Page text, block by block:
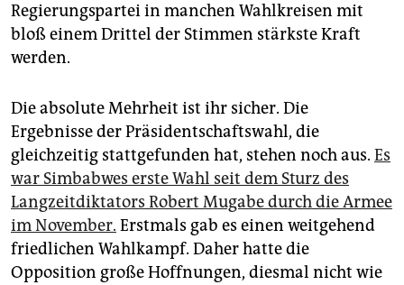
Regierungspartei in manchen Wahlkreisen mit
bloß einem Drittel der Stimmen stärkste Kraft
werden.
Die absolute Mehrheit ist ihr sicher. Die
Ergebnisse der Präsidentschaftswahl, die
gleichzeitig stattgefunden hat, stehen noch aus. Es
war Simbabwes erste Wahl seit dem Sturz des
Langzeitdiktators Robert Mugabe durch die Armee
im November. Erstmals gab es einen weitgehend
friedlichen Wahlkampf. Daher hatte die
Opposition große Hoffnungen, diesmal nicht wie